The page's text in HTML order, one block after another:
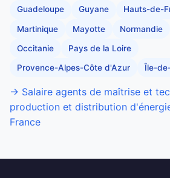
Guadeloupe Guyane Hauts-de-
Martinique Mayotte Normandie
Occitanie Pays de la Loire
Provence-Alpes-Côte d'Azur Île-
→ Salaire agents de maîtrise et
production et distribution
France